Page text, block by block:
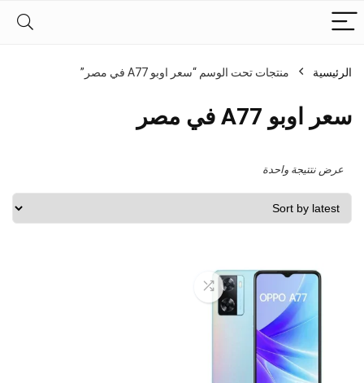
الرئيسية منتجات تحت الوسم “سعر اوبو A77 في مصر”
سعر اوبو A77 في مصر
عرض نتتيجة واحدة